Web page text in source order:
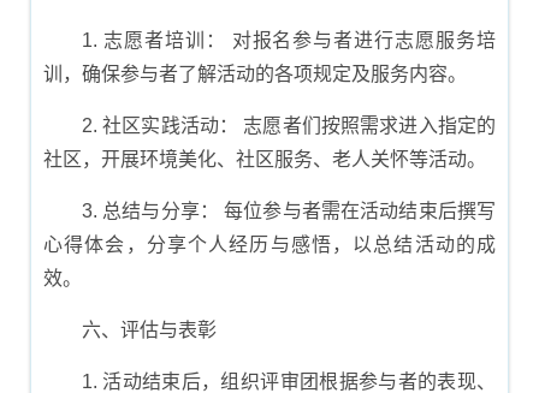
1. 志愿者培训： 对报名参与者进行志愿服务培
训，确保参与者了解活动的各项规定及服务内容。
2. 社区实践活动： 志愿者们按照需求进入指定的
社区，开展环境美化、社区服务、老人关怀等活动。
3. 总结与分享： 每位参与者需在活动结束后撰写
心得体会，分享个人经历与感悟，以总结活动的成
效。
六、评估与表彰
1. 活动结束后，组织评审团根据参与者的表现、